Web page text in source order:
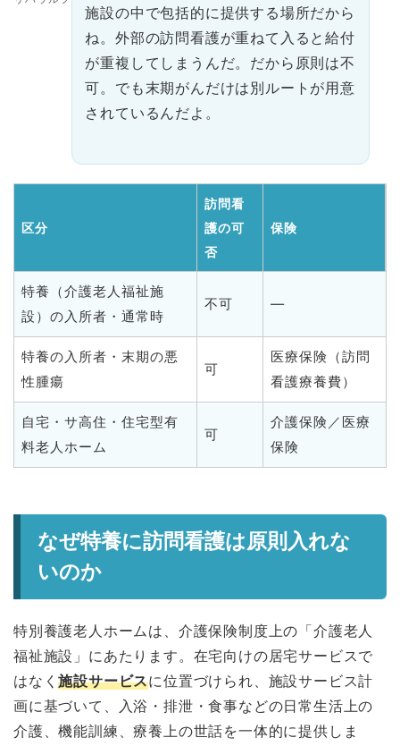
施設の中で包括的に提供する場所だから
ね。外部の訪問看護が重ねて入ると給付
が重複してしまうんだ。だから原則は不
可。でも末期がんだけは別ルートが用意
されているんだよ。
区分
訪問看
護の可
否
保険
特養（介護老人福祉施
設）の入所者・通常時
不可 —
特養の入所者・末期の悪
性腫瘍
可
医療保険（訪問
看護療養費）
自宅・サ高住・住宅型有
料老人ホーム
可
介護保険／医療
保険
なぜ特養に訪問看護は原則入れな
いのか
特別養護老人ホームは、介護保険制度上の「介護老人
福祉施設」にあたります。在宅向けの居宅サービスで
はなく施設サービスに位置づけられ、施設サービス計
画に基づいて、入浴・排泄・食事などの日常生活上の
介護、機能訓練、療養上の世話を一体的に提供しま